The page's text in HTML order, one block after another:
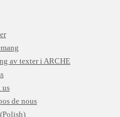
av texter i ARCHE
us
de nous